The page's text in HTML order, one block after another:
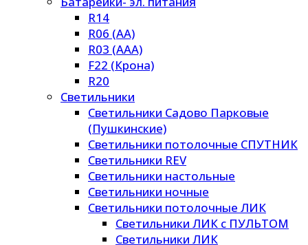
R14
R06 (AA)
R03 (AAA)
F22 (Крона)
R20
Светильники
Светильники Садово Парковые
(Пушкинские)
Светильники потолочные СПУТНИК
Светильники REV
Светильники настольные
Светильники ночные
Светильники потолочные ЛИК
Светильники ЛИК с ПУЛЬТОМ
Светильники ЛИК